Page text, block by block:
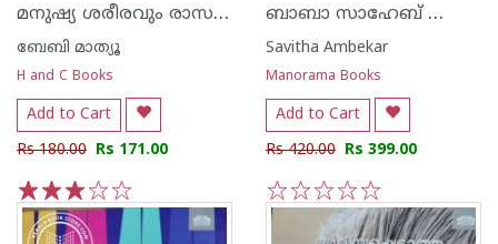
മനുഷ്യ ശരീരവും രാസ പദാർത്ഥങ്ങളും
ബേബി മാത്യൂ
H and C Books
Add to Cart
Rs 180.00 Rs 171.00
5
4
3
2
1
ബാബാ സാഹേബ് ഡോ. അബേദ്കർക്കൊപ്പം എൻ്റെ ജീവിതം
Savitha Ambekar
Manorama Books
Add to Cart
Rs 420.00 Rs 399.00
5
4
3
2
1